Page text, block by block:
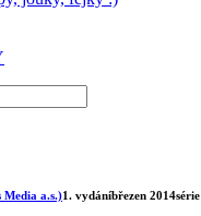
a.s.)1. vydáníbřezen 2014série